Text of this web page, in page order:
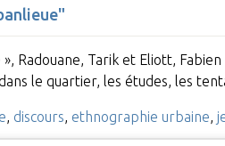
Radouane, Tarik et Eliott,
le quartier, les études, les
, discours, ethnographie urbaine,